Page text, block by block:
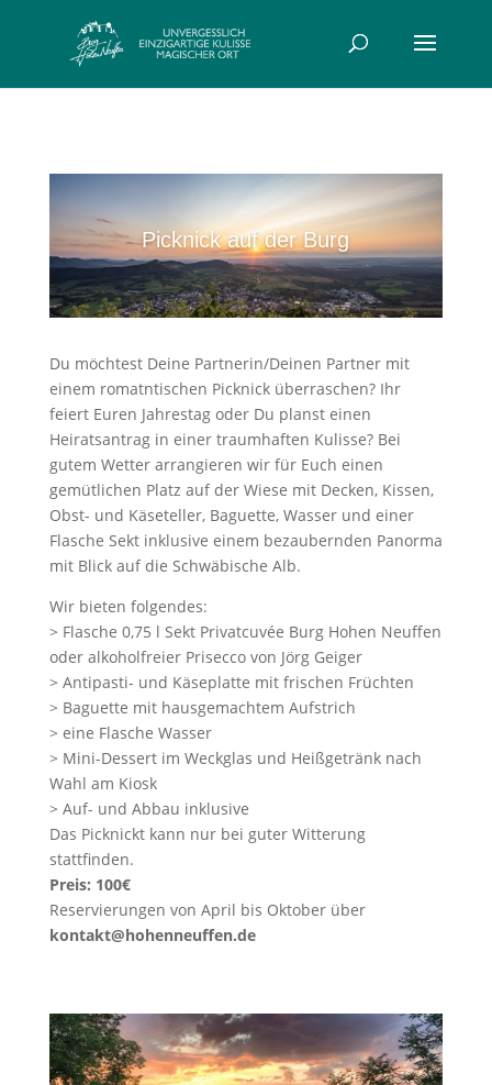
Picknick auf der Burg
Du möchtest Deine Partnerin/Deinen Partner mit
einem romatntischen Picknick überraschen? Ihr
feiert Euren Jahrestag oder Du planst einen
Heiratsantrag in einer traumhaften Kulisse? Bei
gutem Wetter arrangieren wir für Euch einen
gemütlichen Platz auf der Wiese mit Decken, Kissen,
Obst- und Käseteller, Baguette, Wasser und einer
Flasche Sekt inklusive einem bezaubernden Panorma
mit Blick auf die Schwäbische Alb.
Wir bieten folgendes:
> Flasche 0,75 l Sekt Privatcuvée Burg Hohen Neuffen
oder alkoholfreier Prisecco von Jörg Geiger
> Antipasti- und Käseplatte mit frischen Früchten
> Baguette mit hausgemachtem Aufstrich
> eine Flasche Wasser
> Mini-Dessert im Weckglas und Heißgetränk nach
Wahl am Kiosk
> Auf- und Abbau inklusive
Das Picknickt kann nur bei guter Witterung
stattfinden.
Preis: 100€
Reservierungen von April bis Oktober über
kontakt@hohenneuffen.de